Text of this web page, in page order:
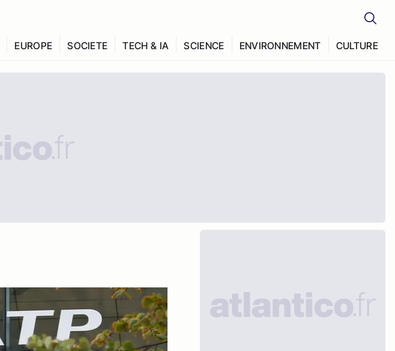
EUROPE SOCIETE TECH & IA SCIENCE ENVIRONNEMENT CULTURE